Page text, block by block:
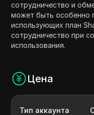
сотрудничество и
может быть особенно
использующих план
сотрудничество при
использования.
Цена
Тип аккаунта